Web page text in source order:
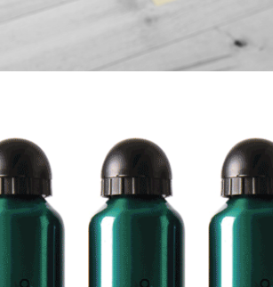
Breno Firmino - Personal